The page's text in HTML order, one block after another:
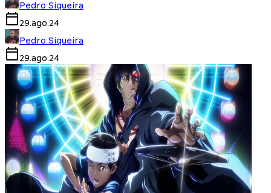
Pedro Siqueira
29.ago.24
Pedro Siqueira
29.ago.24